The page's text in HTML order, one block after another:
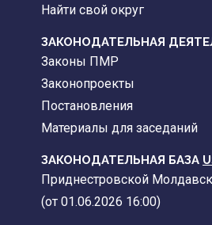
Найти свой округ
ЗАКОНОДАТЕЛЬНАЯ
Законы ПМР
Законопроекты
Постановления
Материалы для заседаний
ЗАКОНОДАТЕЛЬНАЯ БАЗА
Приднестровской
(от 01.06.2026 16:00)